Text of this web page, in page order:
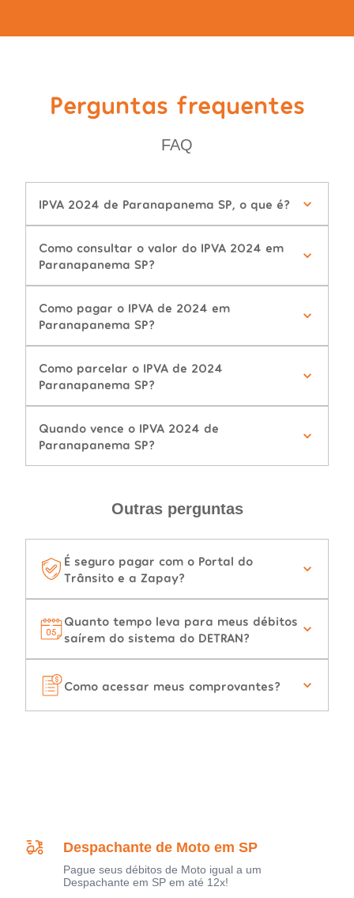
Perguntas frequentes
FAQ
IPVA 2024 de Paranapanema SP, o que é?
Como consultar o valor do IPVA 2024 em
Paranapanema SP?
Como pagar o IPVA de 2024 em
Paranapanema SP?
Como parcelar o IPVA de 2024
Paranapanema SP?
Quando vence o IPVA 2024 de
Paranapanema SP?
Outras perguntas
É seguro pagar com o Portal do
Trânsito e a Zapay?
Quanto tempo leva para meus débitos
saírem do sistema do DETRAN?
Como acessar meus comprovantes?
Despachante de Moto em SP
Pague seus débitos de Moto igual a um
Despachante em SP em até 12x!